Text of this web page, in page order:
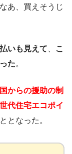
あ、買えそうじ
いも見えて
こ
た。
国からの援助の制
代住宅エコポイ
となった。